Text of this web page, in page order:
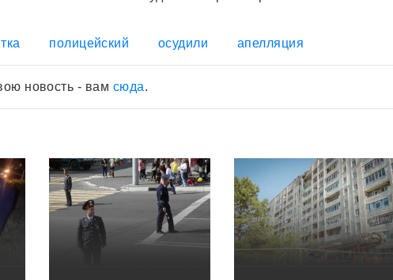
полицейский осудили апелляция
новость - вам сюда.